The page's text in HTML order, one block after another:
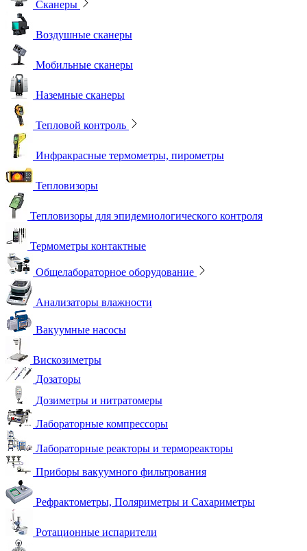
Сканеры
Воздушные сканеры
Мобильные сканеры
Наземные сканеры
Тепловой контроль
Инфракрасные термометры, пирометры
Тепловизоры
Тепловизоры для эпидемиологического контроля
Термометры контактные
Общелабораторное оборудование
Анализаторы влажности
Вакуумные насосы
Вискозиметры
Дозаторы
Дозиметры и нитратомеры
Лабораторные компрессоры
Лабораторные реакторы и термореакторы
Приборы вакуумного фильтрования
Рефрактометры, Поляриметры и Сахариметры
Ротационные испарители